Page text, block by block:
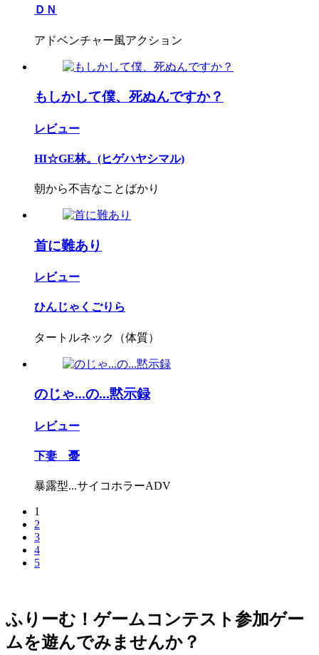
ＤＮ
アドベンチャー風アクション
もしかして僕、死ぬんですか？
レビュー
HI☆GE林。(ヒゲハヤシマル)
朝から不吉なことばかり
首に難あり
レビュー
ひんじゃくごりら
タートルネック（体質）
のじゃ...の...黙示録
レビュー
下妻 憂
暴露型...サイコホラーADV
1
2
3
4
5
ふりーむ！ゲームコンテスト参加ゲー
ムを遊んでみませんか？